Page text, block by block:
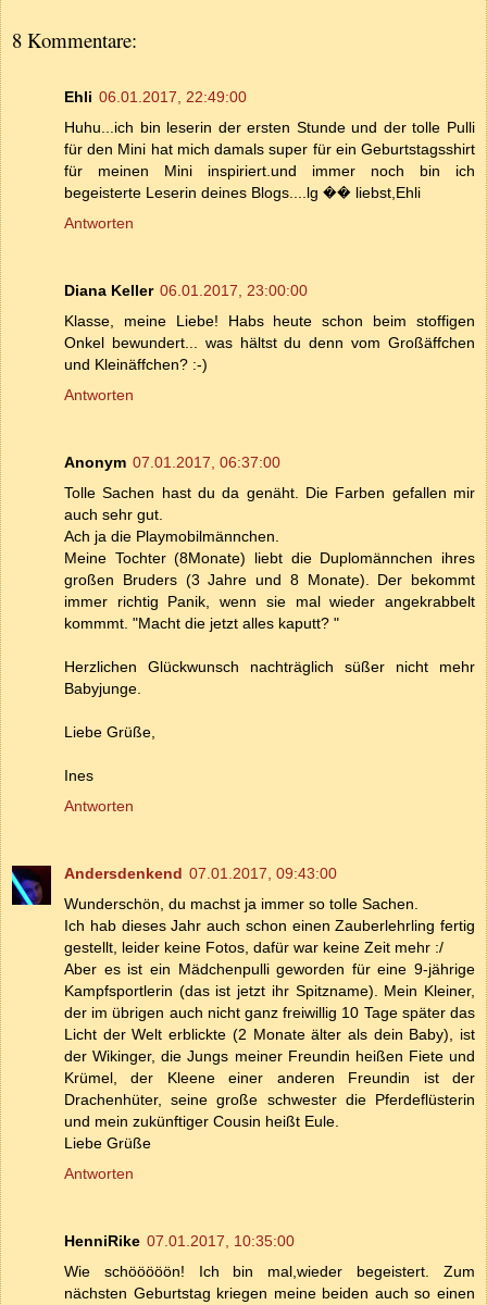
8 Kommentare:
Ehli 06.01.2017, 22:49:00
Huhu...ich bin leserin der ersten Stunde und der tolle Pulli
für den Mini hat mich damals super für ein Geburtstagsshirt
für meinen Mini inspiriert.und immer noch bin ich
begeisterte Leserin deines Blogs....lg �� liebst,Ehli
Antworten
Diana Keller 06.01.2017, 23:00:00
Klasse, meine Liebe! Habs heute schon beim stoffigen
Onkel bewundert... was hältst du denn vom Großäffchen
und Kleinäffchen? :-)
Antworten
Anonym 07.01.2017, 06:37:00
Tolle Sachen hast du da genäht. Die Farben gefallen mir
auch sehr gut.
Ach ja die Playmobilmännchen.
Meine Tochter (8Monate) liebt die Duplomännchen ihres
großen Bruders (3 Jahre und 8 Monate). Der bekommt
immer richtig Panik, wenn sie mal wieder angekrabbelt
kommmt. "Macht die jetzt alles kaputt? "
Herzlichen Glückwunsch nachträglich süßer nicht mehr
Babyjunge.
Liebe Grüße,
Ines
Antworten
Andersdenkend 07.01.2017, 09:43:00
Wunderschön, du machst ja immer so tolle Sachen.
Ich hab dieses Jahr auch schon einen Zauberlehrling fertig
gestellt, leider keine Fotos, dafür war keine Zeit mehr :/
Aber es ist ein Mädchenpulli geworden für eine 9-jährige
Kampfsportlerin (das ist jetzt ihr Spitzname). Mein Kleiner,
der im übrigen auch nicht ganz freiwillig 10 Tage später das
Licht der Welt erblickte (2 Monate älter als dein Baby), ist
der Wikinger, die Jungs meiner Freundin heißen Fiete und
Krümel, der Kleene einer anderen Freundin ist der
Drachenhüter, seine große schwester die Pferdeflüsterin
und mein zukünftiger Cousin heißt Eule.
Liebe Grüße
Antworten
HenniRike 07.01.2017, 10:35:00
Wie schööööön! Ich bin mal,wieder begeistert. Zum
nächsten Geburtstag kriegen meine beiden auch so einen